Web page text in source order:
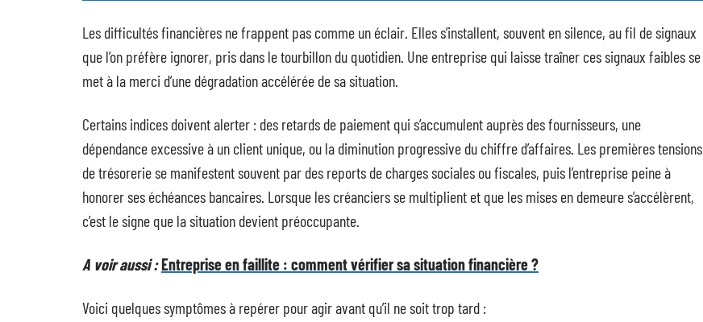
Les difficultés financières ne frappent pas comme un éclair. Elles s’installent, souvent en silence, au fil de signaux
que l’on préfère ignorer, pris dans le tourbillon du quotidien. Une entreprise qui laisse traîner ces signaux faibles se
met à la merci d’une dégradation accélérée de sa situation.
Certains indices doivent alerter : des retards de paiement qui s’accumulent auprès des fournisseurs, une
dépendance excessive à un client unique, ou la diminution progressive du chiffre d’affaires. Les premières tensions
de trésorerie se manifestent souvent par des reports de charges sociales ou fiscales, puis l’entreprise peine à
honorer ses échéances bancaires. Lorsque les créanciers se multiplient et que les mises en demeure s’accélèrent,
c’est le signe que la situation devient préoccupante.
A voir aussi :Entreprise en faillite : comment vérifier sa situation financière ?
Voici quelques symptômes à repérer pour agir avant qu’il ne soit trop tard :